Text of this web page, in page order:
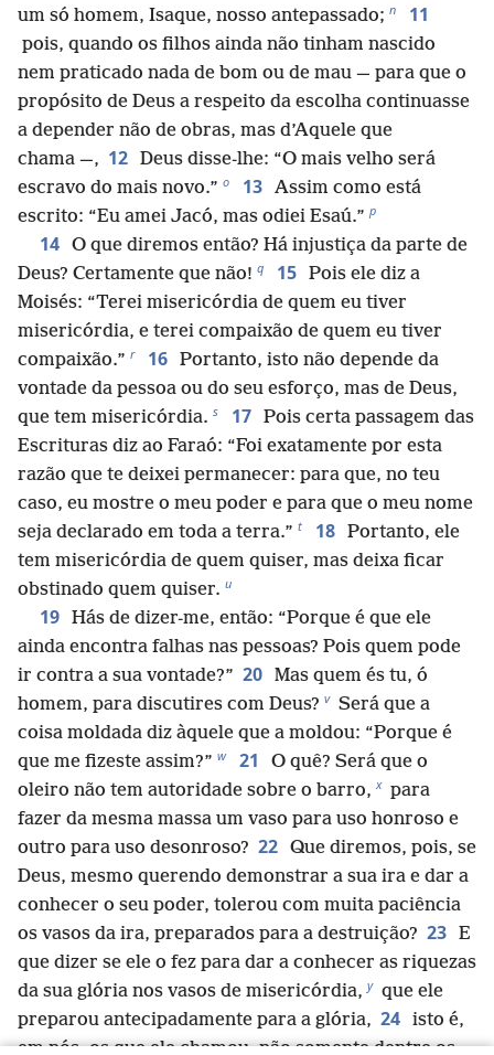
um só homem, Isaque, nosso antepassado; n 11
pois, quando os filhos ainda não tinham nascido
nem praticado nada de bom ou de mau — para que o
propósito de Deus a respeito da escolha continuasse
a depender não de obras, mas d’Aquele que
chama —, 12 Deus disse-lhe: “O mais velho será
escravo do mais novo.” o 13 Assim como está
escrito: “Eu amei Jacó, mas odiei Esaú.” p
14 O que diremos então? Há injustiça da parte de
Deus? Certamente que não! q 15 Pois ele diz a
Moisés: “Terei misericórdia de quem eu tiver
misericórdia, e terei compaixão de quem eu tiver
compaixão.” r 16 Portanto, isto não depende da
vontade da pessoa ou do seu esforço, mas de Deus,
que tem misericórdia. s 17 Pois certa passagem das
Escrituras diz ao Faraó: “Foi exatamente por esta
razão que te deixei permanecer: para que, no teu
caso, eu mostre o meu poder e para que o meu nome
seja declarado em toda a terra.” t 18 Portanto, ele
tem misericórdia de quem quiser, mas deixa ficar
obstinado quem quiser. u
19 Hás de dizer-me, então: “Porque é que ele
ainda encontra falhas nas pessoas? Pois quem pode
ir contra a sua vontade?” 20 Mas quem és tu, ó
homem, para discutires com Deus? v Será que a
coisa moldada diz àquele que a moldou: “Porque é
que me fizeste assim?” w 21
O quê? Será que o
oleiro não tem autoridade sobre o barro, x para
fazer da mesma massa um vaso para uso honroso e
outro para uso desonroso? 22 Que diremos, pois, se
Deus, mesmo querendo demonstrar a sua ira e dar a
conhecer o seu poder, tolerou com muita paciência
os vasos da ira, preparados para a destruição? 23 E
que dizer se ele o fez para dar a conhecer as riquezas
da sua glória nos vasos de misericórdia, y que ele
preparou antecipadamente para a glória, 24 isto é,
em nós, os que ele chamou, não somente dentre os